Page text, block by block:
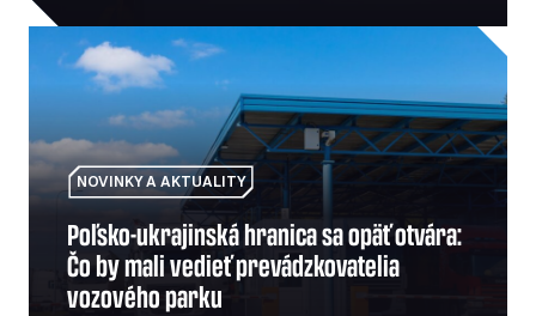
Poľsko-ukrajinská hranica sa opäť otvára: Čo by mali
NOVINKY A AKTUALITY
Poľsko-ukrajinská hranica sa opäť otvára:
Čo by mali vedieť prevádzkovatelia
vozového parku